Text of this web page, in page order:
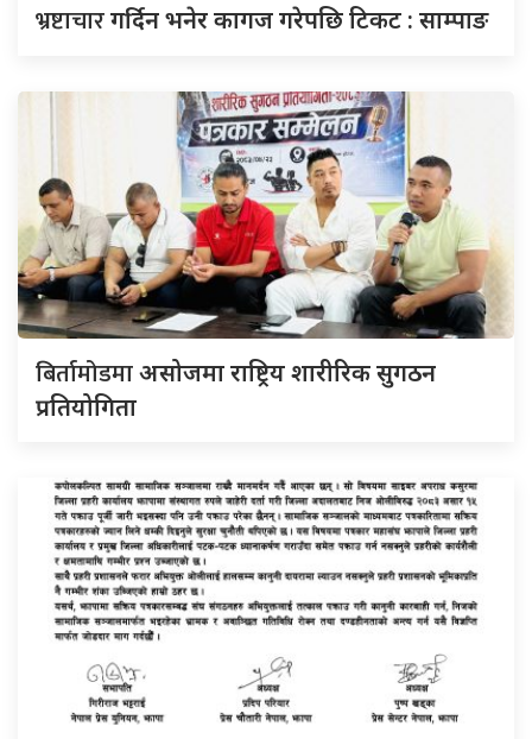
भ्रष्टाचारगर्दिन भनेर कागज गरेपछि टिकट : साम्पाङ
बिर्तामोडमाअसोजमा राष्ट्रिय शारीरिक सुगठन
प्रतियोगिता